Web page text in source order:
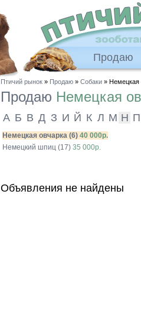
Продаю
Птичий рынок » Продаю » Собаки » Немецкая
Продаю Немецкая
А Б В Д З И Й К Л М Н П
Немецкая овчарка (6) 40 000р.
Немецкий шпиц (17) 35 000р.
Объявления не найдены